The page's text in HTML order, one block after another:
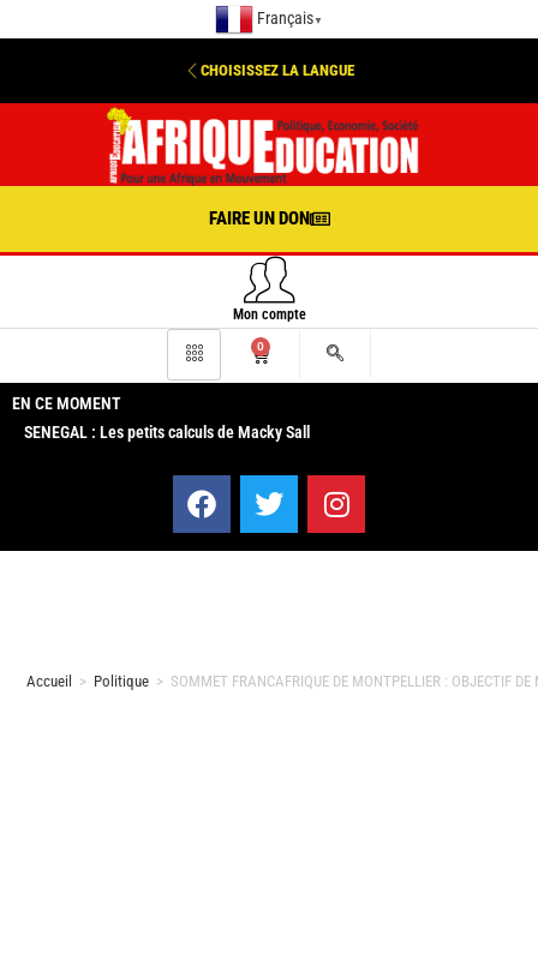
Français ▼
CHOISISSEZ LA LANGUE
FAIRE UN DON
Mon compte
0
EN CE MOMENT
SENEGAL : Les petits calculs de Macky Sall
Accueil > Politique > SOMMET FRANCAFRIQUE DE MONTPELLIER : OBJECTIF